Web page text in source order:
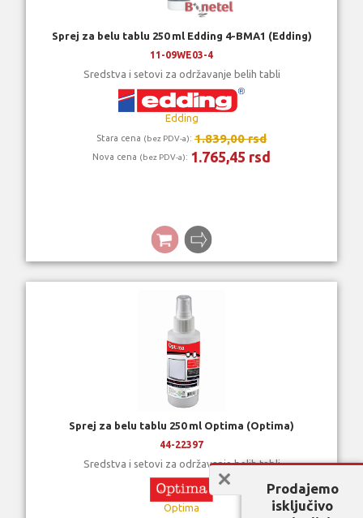
Sprej za belu tablu 250 ml Edding 4-BMA1 (Edding)
11-09WE03-4
Sredstva i setovi za održavanje belih tabli
Edding
Stara cena (bez PDV-a): 1.839,00 rsd
Nova cena (bez PDV-a): 1.765,45 rsd
Sprej za belu tablu 250 ml Optima (Optima)
44-22397
Sredstva i setovi za održavanje belih tabli
Optima
Prodajemo
isključivo